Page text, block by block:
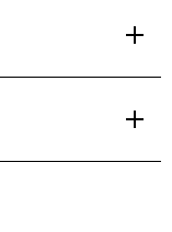
킷입니다.
단으로 제작되었으며,
해가 가능하도록 돕
(150gsm)
Polyester(135gsm)